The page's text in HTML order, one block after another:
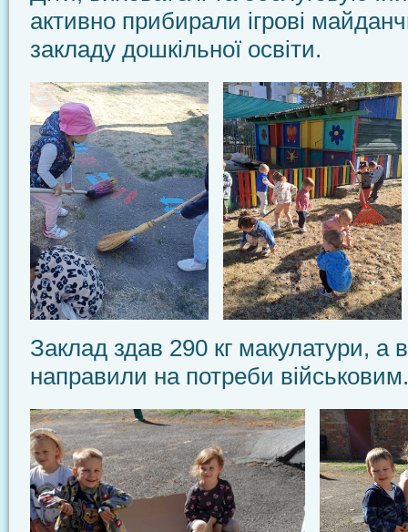
активно прибирали ігрові
закладу дошкільної освіти.
Заклад здав 290 кг макулатури, а
направили на потреби військовим.